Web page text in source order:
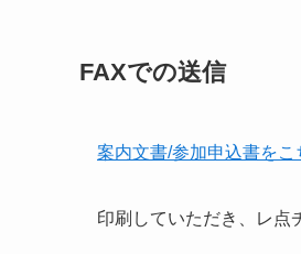
FAXでの送信
案内文書/参加申込書をこ
印刷していただき、レ点